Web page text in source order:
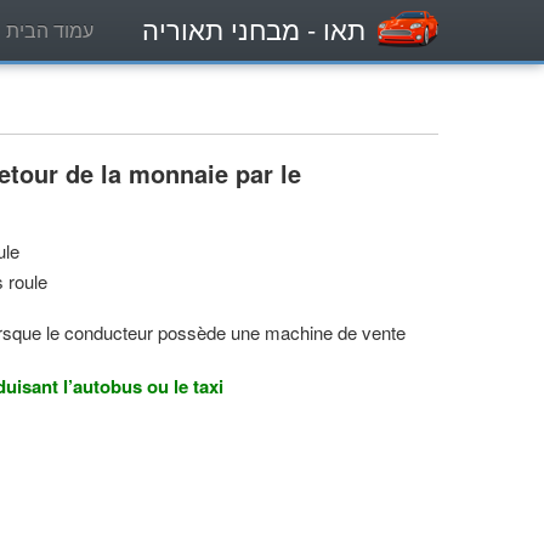
תאו - מבחני תאוריה עמוד הבית
de la monnaie par le
roule
le conducteur possède une machine de vente
l’autobus ou le taxi